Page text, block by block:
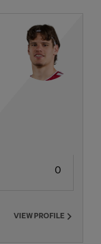
0
VIEW PROFILE